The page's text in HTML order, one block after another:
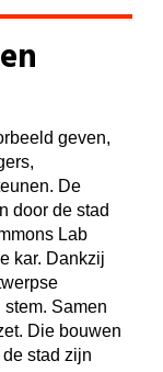
geven,
De
door de stad
Lab
kar. Dankzij
Samen
Die bouwen
stad zijn